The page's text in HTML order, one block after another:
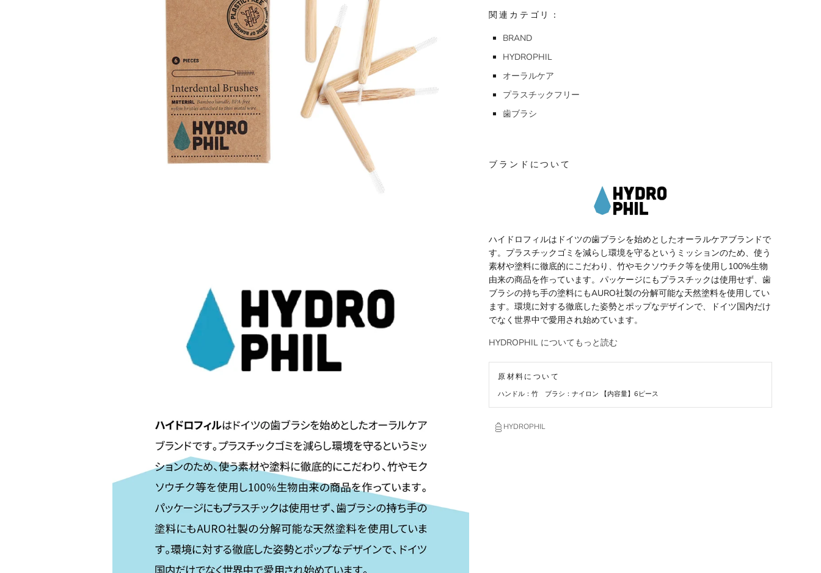
関連カテゴリ：
BRAND
HYDROPHIL
オーラルケア
プラスチックフリー
歯ブラシ
ブランドについて
ハイドロフィルはドイツの歯ブラシを始めとしたオーラルケアブランドで
す。プラスチックゴミを減らし環境を守るというミッションのため、使う
素材や塗料に徹底的にこだわり、竹やモクソウチク等を使用し100%生物
由来の商品を作っています。パッケージにもプラスチックは使用せず、歯
ブラシの持ち手の塗料にもAURO社製の分解可能な天然塗料を使用してい
ます。環境に対する徹底した姿勢とポップなデザインで、ドイツ国内だけ
でなく世界中で愛用され始めています。
HYDROPHIL についてもっと読む
原材料について
ハンドル：竹 ブラシ：ナイロン 【内容量】6ピース
HYDROPHIL